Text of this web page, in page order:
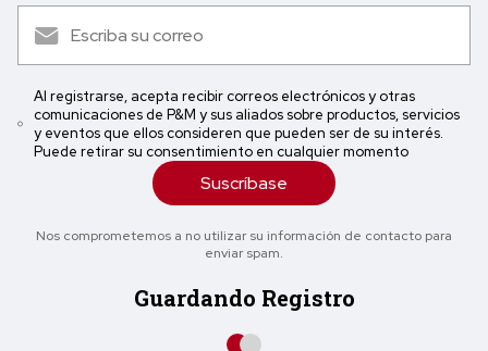
Al registrarse, acepta recibir correos electrónicos y otras
comunicaciones de P&M y sus aliados sobre productos, servicios
y eventos que ellos consideren que pueden ser de su interés.
Puede retirar su consentimiento en cualquier momento
Suscríbase
Nos comprometemos a no utilizar su información de contacto para
enviar spam.
Guardando Registro